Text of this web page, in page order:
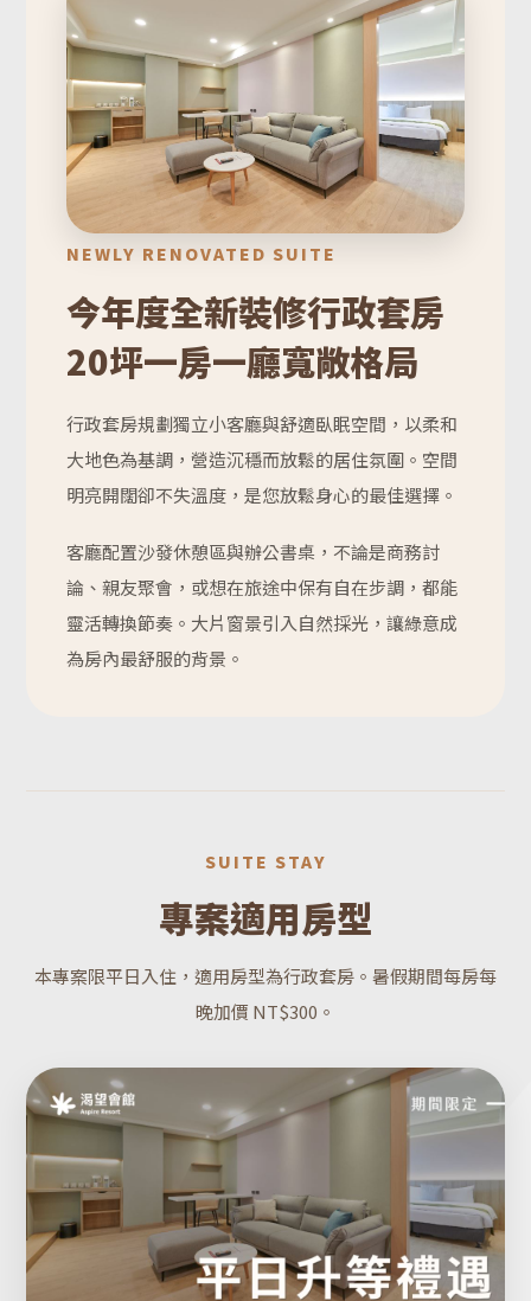
NEWLY RENOVATED SUITE
今年度全新裝修行政套房
20坪一房一廳寬敞格局
行政套房規劃獨立小客廳與舒適臥眠空間，以柔和
大地色為基調，營造沉穩而放鬆的居住氛圍。空間
明亮開闊卻不失溫度，是您放鬆身心的最佳選擇。
客廳配置沙發休憩區與辦公書桌，不論是商務討
論、親友聚會，或想在旅途中保有自在步調，都能
靈活轉換節奏。大片窗景引入自然採光，讓綠意成
為房內最舒服的背景。
SUITE STAY
專案適用房型
本專案限平日入住，適用房型為行政套房。暑假期間每房每
晚加價 NT$300。